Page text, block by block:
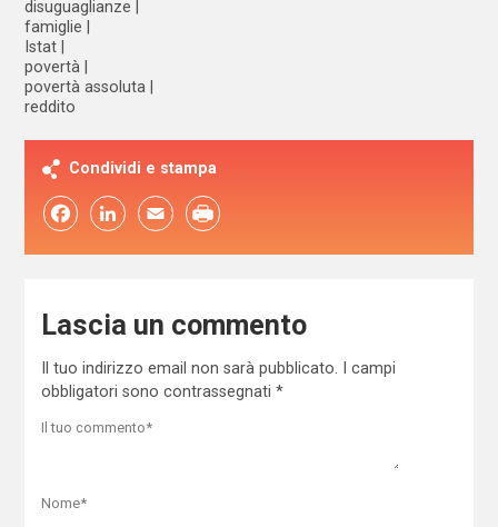
disuguaglianze
famiglie
Istat
povertà
povertà assoluta
reddito
Condividi e stampa
FacebookLinkedIn Email
Lascia un commento
Il tuo indirizzo email non sarà pubblicato. I campi
obbligatori sono contrassegnati *